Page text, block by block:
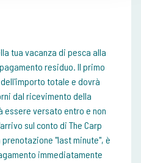
tua vacanza di pesca alla
residuo. Il primo
totale e dovrà
dal ricevimento della
versato entro e non
sul conto di The Carp
"last minute", è
immediatamente